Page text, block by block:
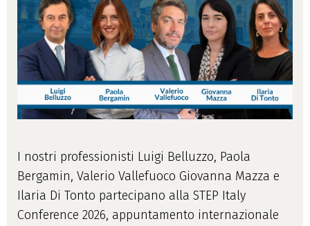
I nostri professionisti Luigi Belluzzo, Paola
Bergamin, Valerio Vallefuoco Giovanna Mazza e
Ilaria Di Tonto partecipano alla STEP Italy
Conference 2026, appuntamento internazionale